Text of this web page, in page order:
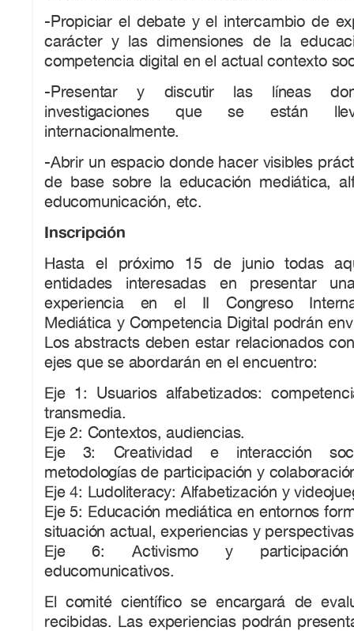
-Propiciar el debate y el intercambio de
carácter y las dimensiones de la
competencia digital en el actual contexto
-Presentar y discutir las líneas
investigaciones que se están
internacionalmente.
-Abrir un espacio donde hacer visibles
de base sobre la educación mediática,
educomunicación, etc.
Inscripción
Hasta el próximo 15 de junio todas
entidades interesadas en presentar
experiencia en el II Congreso
Mediática y Competencia Digital podrán
Los abstracts deben estar relacionados
ejes que se abordarán en el encuentro:
Eje 1: Usuarios alfabetizados:
transmedia.
Eje 2: Contextos, audiencias.
Eje 3: Creatividad e interacción
metodologías de participación y
Eje 4: Ludoliteracy: Alfabetización y
Eje 5: Educación mediática en entornos
situación actual, experiencias y
Eje 6: Activismo y
educomunicativos.
El comité científico se encargará de
recibidas. Las experiencias podrán